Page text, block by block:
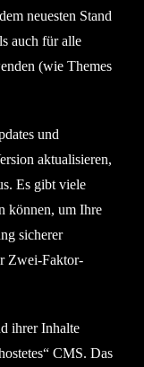
neuesten Stand
auch für alle
(wie Themes
und
aktualisieren,
Es gibt viele
können, um Ihre
sicherer
Zwei-Faktor-
ihrer Inhalte
CMS. Das